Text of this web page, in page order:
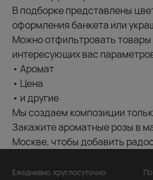
В подборке представлены
оформления банкета или
Можно отфильтровать
интересующих вас
• Аромат
• Цена
• и другие
Мы создаем композиции
Закажите ароматные розы в
Москве, чтобы добавить
Ежедневно, круглосуточно